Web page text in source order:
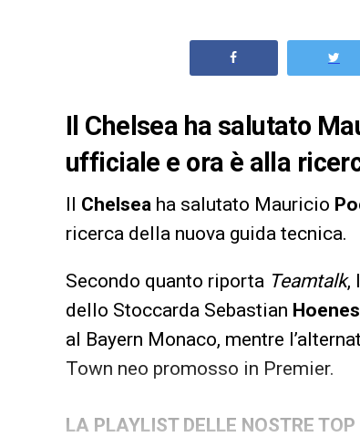
Il Chelsea ha salutato
ufficiale e ora è alla
Il Chelsea ha salutato Mauricio
ricerca della nuova guida tecnica.
Secondo quanto riporta Teamtalk,
dello Stoccarda Sebastian Hoenes
al Bayern Monaco, mentre
Town neo promosso in Premier.
LA PLAYLIST DELLE NOSTRE TOP